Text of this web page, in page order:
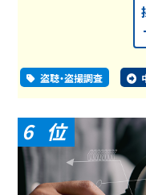
盗聴・盗撮調査
6